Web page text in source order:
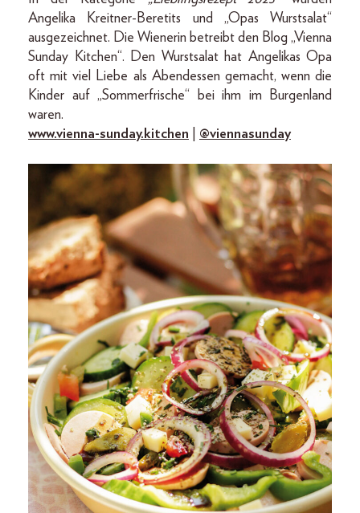
Angelika Kreitner-Beretits und „Opas Wurstsalat“
ausgezeichnet. Die Wienerin betreibt den Blog „Vienna
Sunday Kitchen“. Den Wurstsalat hat Angelikas Opa
oft mit viel Liebe als Abendessen gemacht, wenn die
Kinder auf „Sommerfrische“ bei ihm im Burgenland
waren.
www.vienna-sunday.kitchen
@viennasunday